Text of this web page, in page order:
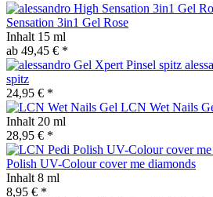
Sensation 3in1 Gel Rose
Inhalt 15 ml
ab 49,45 € *
spitz
24,95 € *
LCN Wet Nails
Inhalt 20 ml
28,95 € *
Polish UV-Colour cover me diamonds
Inhalt 8 ml
8,95 € *